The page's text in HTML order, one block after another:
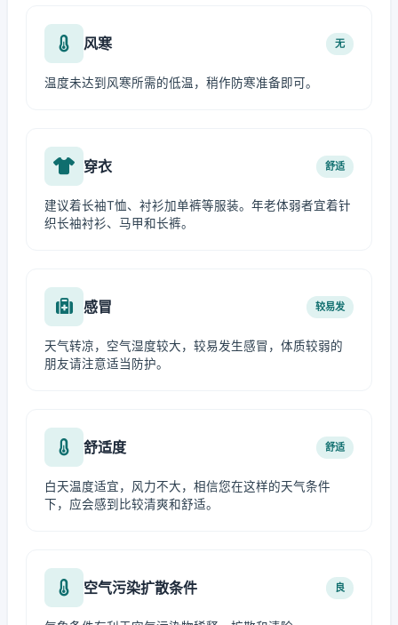
风寒 无
温度未达到风寒所需的低温，稍作防寒准备即可。
穿衣 舒适
建议着长袖T恤、衬衫加单裤等服装。年老体弱者宜着针
织长袖衬衫、马甲和长裤。
感冒 较易发
天气转凉，空气湿度较大，较易发生感冒，体质较弱的
朋友请注意适当防护。
舒适度 舒适
白天温度适宜，风力不大，相信您在这样的天气条件
下，应会感到比较清爽和舒适。
空气污染扩散条件 良